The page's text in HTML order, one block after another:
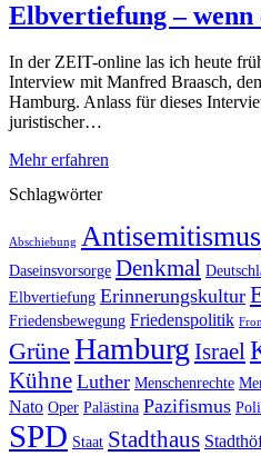
Elbvertiefung –
In der ZEIT-online las ich heute
Interview mit Manfred Braasch,
Hamburg. Anlass für dieses
juristischer…
Mehr erfahren
Schlagwörter
Abschiebung Antisemitismus
Daseinsvorsorge Denkmal
Elbvertiefung Erinnerungskultur
Friedensbewegung Friedenspolitik
Grüne Hamburg Israel
Kühne Luther Menschenrechte
Nato Oper Palästina Pazifismus
SPD Staat Stadthaus